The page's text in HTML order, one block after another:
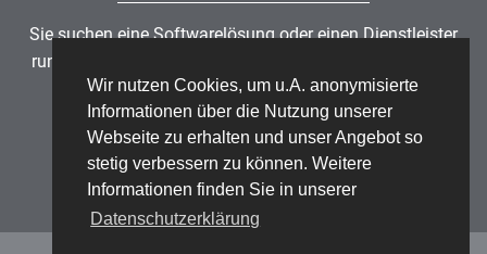
Wir nutzen Cookies, um u.A. anonymisierte
Informationen über die Nutzung unserer
Webseite zu erhalten und unser Angebot so
stetig verbessern zu können. Weitere
Informationen finden Sie in unserer
Datenschutzerklärung
Sie suchen eine Softwarelösung oder einen Dienstleister
rund um die Themen
ISMS?
Partner finden